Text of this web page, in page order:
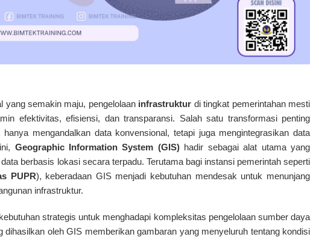
yang semakin maju, pengelolaan infrastruktur di tingkat pemerintahan mesti
efektivitas, efisiensi, dan transparansi. Salah satu transformasi penting
mengandalkan data konvensional, tetapi juga mengintegrasikan data
Geographic Information System (GIS) hadir sebagai alat utama yang
berbasis lokasi secara terpadu. Terutama bagi instansi pemerintah seperti
PUPR), keberadaan GIS menjadi kebutuhan mendesak untuk menunjang
infrastruktur.
strategis untuk menghadapi kompleksitas pengelolaan sumber daya
oleh GIS memberikan gambaran yang menyeluruh tentang kondisi